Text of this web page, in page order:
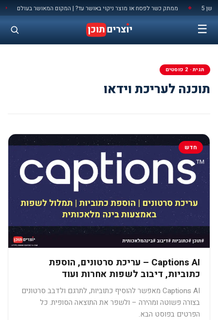
לתוכן ממתק כשר לפסח או מוצר ניקוי באושר עד? | המקום המאושר בעולם 5
☰
תגית · 2 פוסטים
תוכנה לעריכת וידאו
חדש
Captions AI – עריכת סרטונים, הוספת
כתוביות, דיבוב לשפות אחרות ועוד​
Captions AI מאפשר להוסיף כתוביות, לתרגם ולדבב סרטונים
בצורה פשוטה ומהירה – ולשפר את התוצאה הסופית. כל
הפרטים בפוסט הבא.